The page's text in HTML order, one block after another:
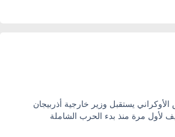
الأوكراني يستقبل وزير خارجية أذربيجان
لأول مرة منذ بدء الحرب الشاملة